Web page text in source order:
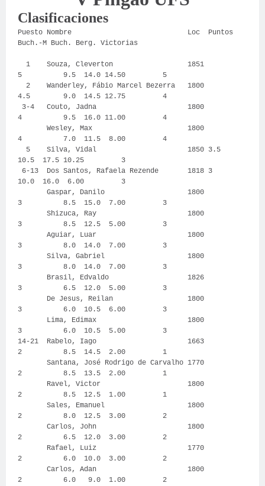
Clasificaciones
Puesto Nombre Loc Puntos
Buch.-M Buch. Berg. Victorias
1 Souza, Cleverton 1851
5 9.5 14.0 14.50 5
2 Wanderley, Fábio Marcel Bezerra 1800
4.5 9.0 14.5 12.75 4
3-4 Couto, Jadna 1800
4 9.5 16.0 11.00 4
Wesley, Max 1800
4 7.0 11.5 8.00 4
5 Silva, Vidal 1850 3.5
10.5 17.5 10.25 3
6-13 Dos Santos, Rafaela Rezende 1818 3
10.0 16.0 6.00 3
Gaspar, Danilo 1800
3 8.5 15.0 7.00 3
Shizuca, Ray 1800
3 8.5 12.5 5.00 3
Aguiar, Luar 1800
3 8.0 14.0 7.00 3
Silva, Gabriel 1800
3 8.0 14.0 7.00 3
Brasil, Edvaldo 1826
3 6.5 12.0 5.00 3
De Jesus, Reilan 1800
3 6.0 10.5 6.00 3
Lima, Edimax 1800
3 6.0 10.5 5.00 3
14-21 Rabelo, Iago 1663
2 8.5 14.5 2.00 1
Santana, José Rodrigo de Carvalho 1770
2 8.5 13.5 2.00 1
Ravel, Victor 1800
2 8.5 12.5 1.00 1
Sales, Emanuel 1800
2 8.0 12.5 3.00 2
Carlos, John 1800
2 6.5 12.0 3.00 2
Rafael, Luiz 1770
2 6.0 10.0 3.00 2
Carlos, Adan 1800
2 6.0 9.0 1.00 2